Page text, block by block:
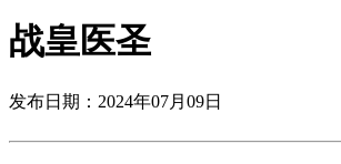
战皇医圣
发布日期：2024年07月09日